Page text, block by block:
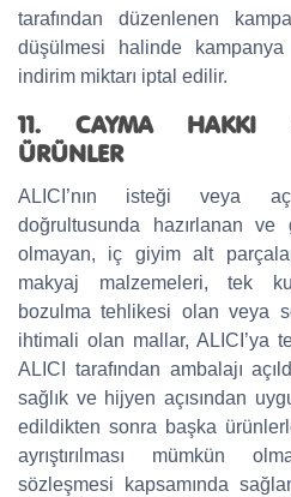
tarafından düzenlenen
düşülmesi halinde kampanya
indirim miktarı iptal edilir.
11. CAYMA HAKKI
ÜRÜNLER
ALICI’nın isteği veya
doğrultusunda hazırlanan
olmayan, iç giyim alt
makyaj malzemeleri, tek
bozulma tehlikesi olan veya
ihtimali olan mallar, ALICI’ya
ALICI tarafından ambalajı
sağlık ve hijyen açısından
edildikten sonra başka
ayrıştırılması mümkün
sözleşmesi kapsamında